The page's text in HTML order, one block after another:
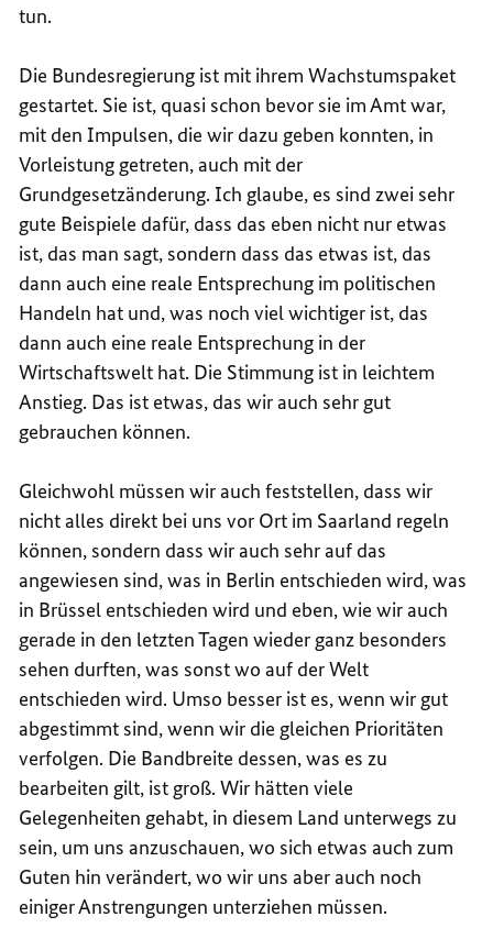
tun.
Die Bundesregierung ist mit ihrem Wachstumspaket
gestartet. Sie ist, quasi schon bevor sie im Amt war,
mit den Impulsen, die wir dazu geben konnten, in
Vorleistung getreten, auch mit der
Grundgesetzänderung. Ich glaube, es sind zwei sehr
gute Beispiele dafür, dass das eben nicht nur etwas
ist, das man sagt, sondern dass das etwas ist, das
dann auch eine reale Entsprechung im politischen
Handeln hat und, was noch viel wichtiger ist, das
dann auch eine reale Entsprechung in der
Wirtschaftswelt hat. Die Stimmung ist in leichtem
Anstieg. Das ist etwas, das wir auch sehr gut
gebrauchen können.
Gleichwohl müssen wir auch feststellen, dass wir
nicht alles direkt bei uns vor Ort im Saarland regeln
können, sondern dass wir auch sehr auf das
angewiesen sind, was in Berlin entschieden wird, was
in Brüssel entschieden wird und eben, wie wir auch
gerade in den letzten Tagen wieder ganz besonders
sehen durften, was sonst wo auf der Welt
entschieden wird. Umso besser ist es, wenn wir gut
abgestimmt sind, wenn wir die gleichen Prioritäten
verfolgen. Die Bandbreite dessen, was es zu
bearbeiten gilt, ist groß. Wir hätten viele
Gelegenheiten gehabt, in diesem Land unterwegs zu
sein, um uns anzuschauen, wo sich etwas auch zum
Guten hin verändert, wo wir uns aber auch noch
einiger Anstrengungen unterziehen müssen.